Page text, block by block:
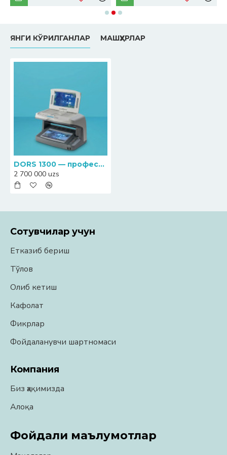
ЯНГИ КЎРИЛГАНЛАР МАШҲУРЛАР
DORS 1300 — профессионал банкнот детектори
2 700 000 uzs
Сотувчилар учун
Етказиб бериш
Тўлов
Олиб кетиш
Кафолат
Фикрлар
Фойдаланувчи шартномаси
Компания
Биз ҳақимизда
Алоқа
Фойдали маълумотлар